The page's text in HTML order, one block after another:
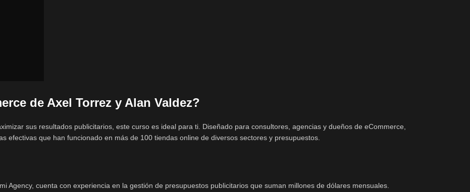
de Axel Torrez y Alan Valdez?
sus resultados publicitarios, este curso es ideal para ti. Diseñado para consultores, agencias y dueños de eCommerce,
efectivas que han funcionado en más de 100 tiendas online de diversos sectores y presupuestos.
Agency, cuenta con experiencia en la gestión de presupuestos publicitarios que suman millones de dólares mensuales.